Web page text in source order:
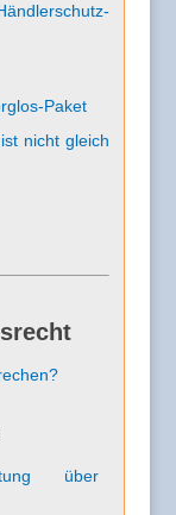
Paket
nicht gleich
über